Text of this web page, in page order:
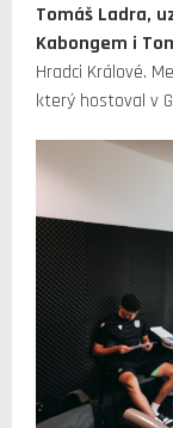
Tomáš Ladra,
Kabongem i
Hradci Králové.
který hostoval v